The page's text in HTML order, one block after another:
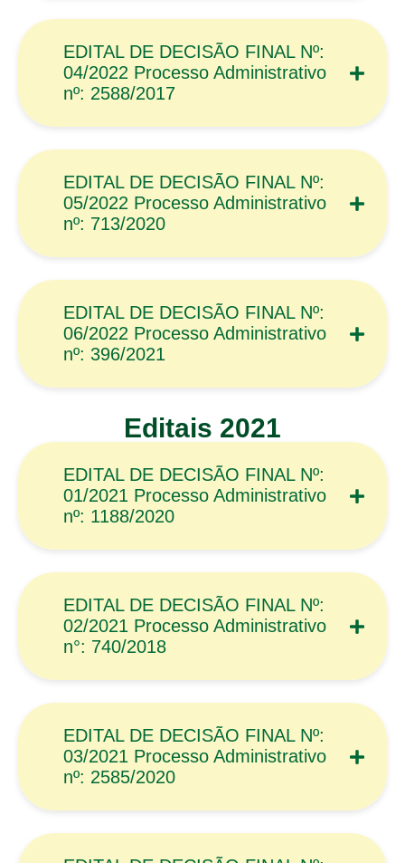
EDITAL DE DECISÃO FINAL Nº:
04/2022 Processo Administrativo
nº: 2588/2017
EDITAL DE DECISÃO FINAL Nº:
05/2022 Processo Administrativo
nº: 713/2020
EDITAL DE DECISÃO FINAL Nº:
06/2022 Processo Administrativo
nº: 396/2021
Editais 2021
EDITAL DE DECISÃO FINAL Nº:
01/2021 Processo Administrativo
nº: 1188/2020
EDITAL DE DECISÃO FINAL Nº:
02/2021 Processo Administrativo
n°: 740/2018
EDITAL DE DECISÃO FINAL Nº:
03/2021 Processo Administrativo
nº: 2585/2020